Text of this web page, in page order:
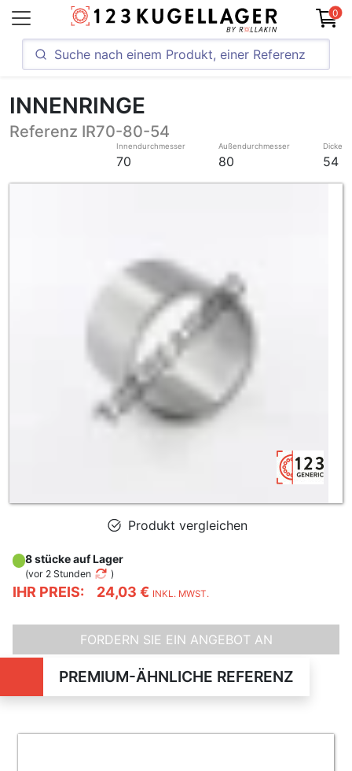
0
INNENRINGE
Referenz IR70-80-54
Innendurchmesser
70
Außendurchmesser
80
Dicke
54
Produkt vergleichen
IHR PREIS: 24,03 € INKL. MWST.
8 stücke auf Lager
(vor 2 Stunden )
FORDERN SIE EIN ANGEBOT AN
PREMIUM-ÄHNLICHE REFERENZ